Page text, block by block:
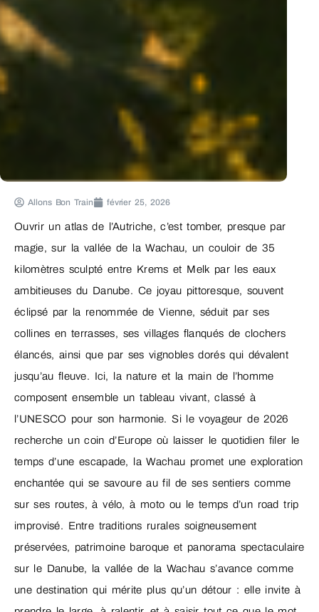
Allons Bon Train février 25, 2026
Ouvrir un atlas de l’Autriche, c’est tomber, presque par
magie, sur la vallée de la Wachau, un couloir de 35
kilomètres sculpté entre Krems et Melk par les eaux
ambitieuses du Danube. Ce joyau pittoresque, souvent
éclipsé par la renommée de Vienne, séduit par ses
collines en terrasses, ses villages flanqués de clochers
élancés, ainsi que par ses vignobles dorés qui dévalent
jusqu’au fleuve. Ici, la nature et la main de l’homme
composent ensemble un tableau vivant, classé à
l’UNESCO pour son harmonie. Si le voyageur de 2026
recherche un coin d’Europe où laisser le quotidien filer le
temps d’une escapade, la Wachau promet une exploration
enchantée qui se savoure au fil de ses sentiers comme
sur ses routes, à vélo, à moto ou le temps d’un road trip
improvisé. Entre traditions rurales soigneusement
préservées, patrimoine baroque et panorama spectaculaire
sur le Danube, la vallée de la Wachau s’avance comme
une destination qui mérite plus qu’un détour : elle invite à